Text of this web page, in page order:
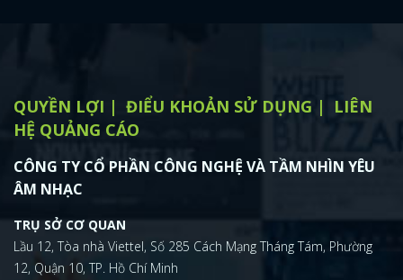
QUYỀN LỢI ĐIỂU KHOẢN SỬ DỤNG
LIÊN
HỆ QUẢNG CÁO
CÔNG TY CỔ PHẦN CÔNG NGHỆ VÀ TẦM NHÌN YÊU
ÂM NHẠC
TRỤ SỞ CƠ QUAN
Lầu 12, Tòa nhà Viettel, Số 285 Cách Mạng Tháng Tám, Phường
12, Quận 10, TP. Hồ Chí Minh